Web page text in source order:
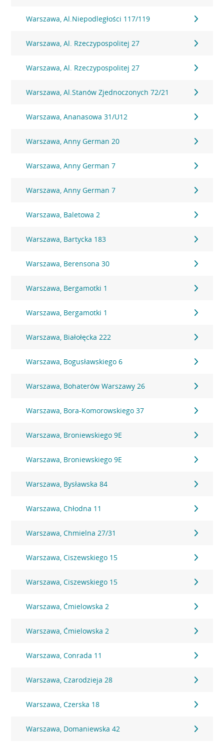
Warszawa, Al.Niepodległości 117/119
Warszawa, Al. Rzeczypospolitej 27
Warszawa, Al. Rzeczypospolitej 27
Warszawa, Al.Stanów Zjednoczonych 72/21
Warszawa, Ananasowa 31/U12
Warszawa, Anny German 20
Warszawa, Anny German 7
Warszawa, Anny German 7
Warszawa, Baletowa 2
Warszawa, Bartycka 183
Warszawa, Berensona 30
Warszawa, Bergamotki 1
Warszawa, Bergamotki 1
Warszawa, Białołęcka 222
Warszawa, Bogusławskiego 6
Warszawa, Bohaterów Warszawy 26
Warszawa, Bora-Komorowskiego 37
Warszawa, Broniewskiego 9E
Warszawa, Broniewskiego 9E
Warszawa, Bysławska 84
Warszawa, Chłodna 11
Warszawa, Chmielna 27/31
Warszawa, Ciszewskiego 15
Warszawa, Ciszewskiego 15
Warszawa, Ćmielowska 2
Warszawa, Ćmielowska 2
Warszawa, Conrada 11
Warszawa, Czarodzieja 28
Warszawa, Czerska 18
Warszawa, Domaniewska 42